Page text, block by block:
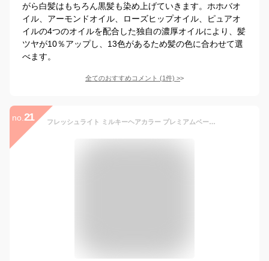
がら白髪はもちろん黒髪も染め上げていきます。ホホバオ
イル、アーモンドオイル、ローズヒップオイル、ピュアオ
イルの4つのオイルを配合した独自の濃厚オイルにより、髪
ツヤが10％アップし、13色があるため髪の色に合わせて選
べます。
全てのおすすめコメント (1件) >
no. 21 フレッシュライト ミルキーヘアカラー プレミアムベージュ [医薬部外品] 1個 (x 1)